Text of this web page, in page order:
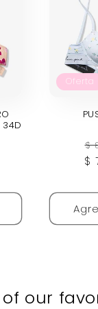
34D
Oferta
$
$
our